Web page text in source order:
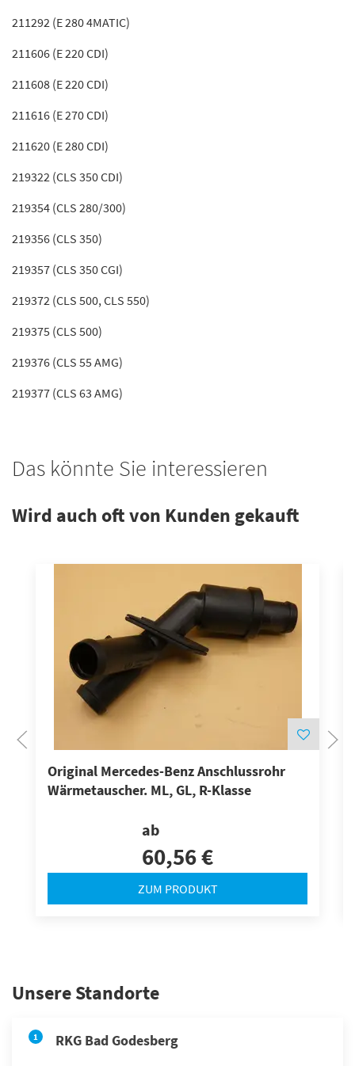
211292 (E 280 4MATIC)
211606 (E 220 CDI)
211608 (E 220 CDI)
211616 (E 270 CDI)
211620 (E 280 CDI)
219322 (CLS 350 CDI)
219354 (CLS 280/300)
219356 (CLS 350)
219357 (CLS 350 CGI)
219372 (CLS 500, CLS 550)
219375 (CLS 500)
219376 (CLS 55 AMG)
219377 (CLS 63 AMG)
Das könnte Sie interessieren
Wird auch oft von Kunden gekauft
Original Mercedes-Benz Anschlussrohr
Wärmetauscher. ML, GL, R-Klasse
ab
60,56 €
ZUM PRODUKT
Unsere Standorte
1 RKG Bad Godesberg